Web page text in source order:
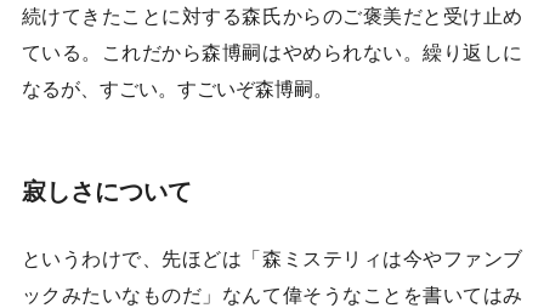
続けてきたことに対する森氏からのご褒美だと受け止め
ている。これだから森博嗣はやめられない。繰り返しに
なるが、すごい。すごいぞ森博嗣。
寂しさについて
というわけで、先ほどは「森ミステリィは今やファンブ
ックみたいなものだ」なんて偉そうなことを書いてはみ